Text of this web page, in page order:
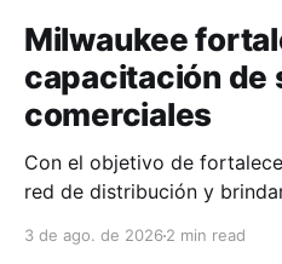
Milwaukee
capacitación de
comerciales
Con el objetivo de
red de distribución y
técnico, Milwaukee llevó a
3 de ago. de 2026 2 min read